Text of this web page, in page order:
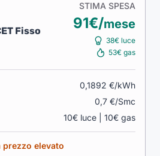
Fisso
STIMA SPESA
91€/mese
38€ luce
53€ gas
0,1892 €/kWh
0,7 €/Smc
10€ luce | 10€ gas
prezzo elevato